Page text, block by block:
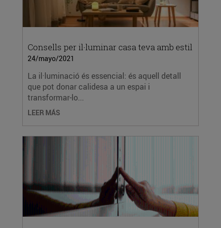
Consells per il·luminar casa teva amb estil
24/mayo/2021
La il·luminació és essencial: és aquell detall
que pot donar calidesa a un espai i
transformar-lo...
LEER MÁS